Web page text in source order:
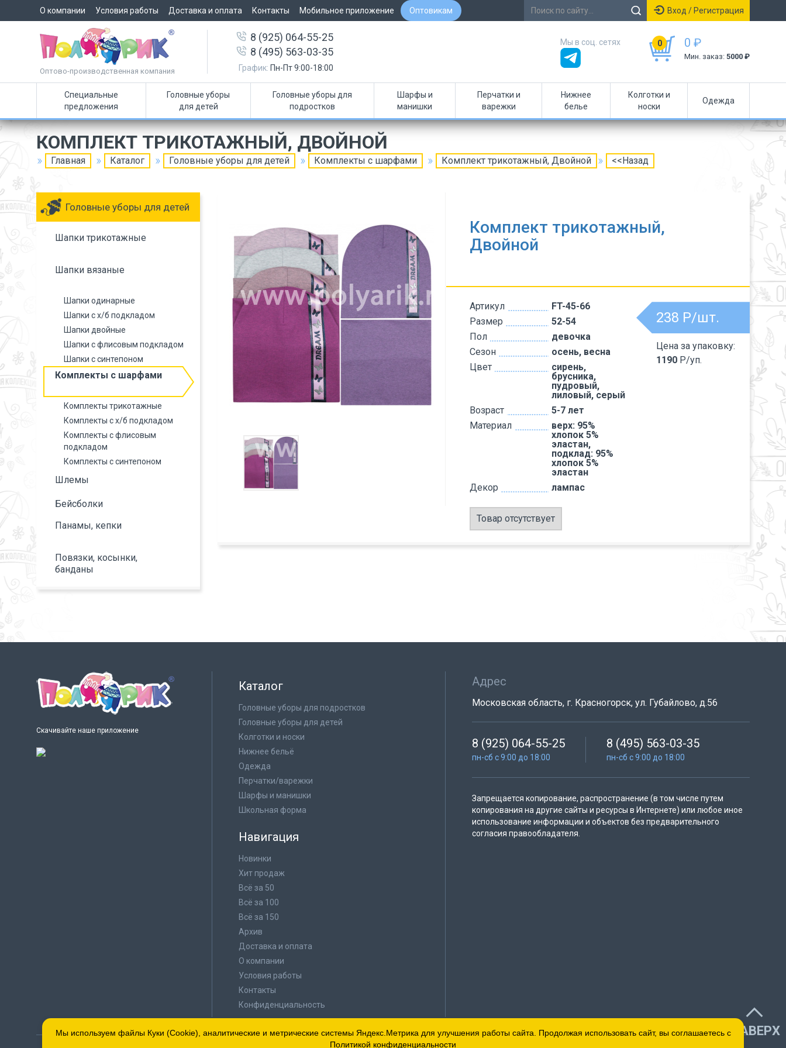
О компании Условия работы Доставка и оплата Контакты Мобильное приложение Оптовикам Вход / Регистрация
Оптово-производственная компания
8 (925) 064-55-25
8 (495) 563-03-35
График: Пн-Пт 9:00-18:00
0 0 ₽
Мин. заказ: 5000 ₽
Мы в соц. сетях
Специальные
предложения
Головные уборы
для детей
Головные уборы для
подростков
Шарфы и
манишки
Перчатки и
варежки
Нижнее
белье
Колготки и
носки
Одежда
КОМПЛЕКТ ТРИКОТАЖНЫЙ, ДВОЙНОЙ
Главная Каталог Головные уборы для детей Комплекты с шарфами Комплект трикотажный, Двойной <<Назад
Головные уборы для детей
Шапки трикотажные
Шапки вязаные
Шапки одинарные
Шапки с х/б подкладом
Шапки двойные
Шапки с флисовым подкладом
Шапки с синтепоном
Комплекты с шарфами
Комплекты трикотажные
Комплекты с х/б подкладом
Комплекты с флисовым
подкладом
Комплекты с синтепоном
Шлемы
Бейсболки
Панамы, кепки
Повязки, косынки,
банданы
Комплект трикотажный,
Двойной
Артикул
FT-45-66
Размер
52-54
Пол
девочка
Сезон
осень, весна
Цвет
сирень,
брусника,
пудровый,
лиловый, серый
Возраст
5-7 лет
Материал
верх: 95%
хлопок 5%
эластан,
подклад: 95%
хлопок 5%
эластан
Декор
лампас
238 Р/шт.
Цена за упаковку:
1190 Р/уп.
Товар отсутствует
Скачивайте наше приложение
Каталог
Головные уборы для подростков
Головные уборы для детей
Колготки и носки
Нижнее бельё
Одежда
Перчатки/варежки
Шарфы и манишки
Школьная форма
Навигация
Новинки
Хит продаж
Всё за 50
Всё за 100
Всё за 150
Архив
Доставка и оплата
О компании
Условия работы
Контакты
Конфиденциальность
Адрес
Московская область, г. Красногорск, ул. Губайлово, д.56
8 (925) 064-55-25
пн-сб с 9:00 до 18:00
8 (495) 563-03-35
пн-сб с 9:00 до 18:00
Запрещается копирование, распространение (в том числе путем
копирования на другие сайты и ресурсы в Интернете) или любое иное
использование информации и объектов без предварительного
согласия правообладателя.
НАВЕРХ
Мы используем файлы Куки (Cookie), аналитические и метрические системы Яндекс.Метрика для улучшения работы сайта. Продолжая использовать сайт, вы соглашаетесь с
Политикой конфиденциальности